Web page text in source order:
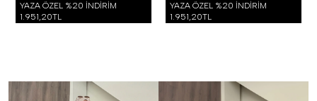
YAZA ÖZEL %20 İNDİRİM
1.951,20TL
YAZA ÖZEL %20 İNDİRİM
1.951,20TL